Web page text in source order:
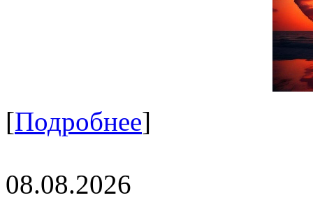
[Подробнее]
08.08.2026